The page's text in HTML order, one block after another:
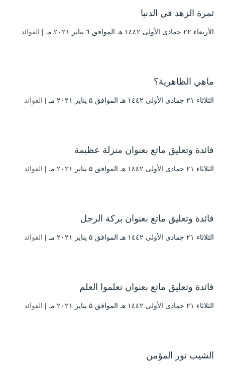
ثمرة الزهد في الدنيا
الأربعاء ۲۲ جمادى الأولى ۱٤٤۲ هـ الموافق ٦ يناير ۲۰۲۱ مـ | الفوائد
ماهي الظاهرية؟
الثلاثاء ۲۱ جمادى الأولى ۱٤٤۲ هـ الموافق ۵ يناير ۲۰۲۱ مـ | الفوائد
فائدة وتعليق ماتع بعنوان منزلة عظيمة
الثلاثاء ۲۱ جمادى الأولى ۱٤٤۲ هـ الموافق ۵ يناير ۲۰۲۱ مـ | الفوائد
فائدة وتعليق ماتع بعنوان بركة الرجل
الثلاثاء ۲۱ جمادى الأولى ۱٤٤۲ هـ الموافق ۵ يناير ۲۰۲۱ مـ | الفوائد
فائدة وتعليق ماتع بعنوان تعلموا العلم
الثلاثاء ۲۱ جمادى الأولى ۱٤٤۲ هـ الموافق ۵ يناير ۲۰۲۱ مـ | الفوائد
الشيب نور المؤمن